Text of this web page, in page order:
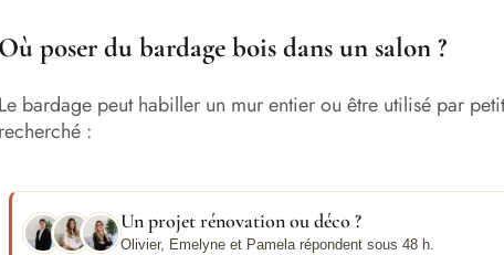
Où poser du bardage bois dans un salon ?
Le bardage peut habiller un mur entier ou être utilisé par
recherché :
Un projet rénovation ou déco ?
Olivier, Emelyne et Pamela répondent sous 48 h.